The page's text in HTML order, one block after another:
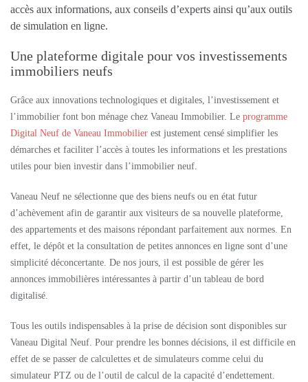
accès aux informations, aux conseils d’experts ainsi qu’aux outils
de simulation en ligne.
Une plateforme digitale pour vos investissements
immobiliers neufs
Grâce aux innovations technologiques et digitales, l’investissement et
l’immobilier font bon ménage chez Vaneau Immobilier. Le programme
Digital Neuf de Vaneau Immobilier est justement censé simplifier les
démarches et faciliter l’accès à toutes les informations et les prestations
utiles pour bien investir dans l’immobilier neuf.
Vaneau Neuf ne sélectionne que des biens neufs ou en état futur
d’achèvement afin de garantir aux visiteurs de sa nouvelle plateforme,
des appartements et des maisons répondant parfaitement aux normes. En
effet, le dépôt et la consultation de petites annonces en ligne sont d’une
simplicité déconcertante. De nos jours, il est possible de gérer les
annonces immobilières intéressantes à partir d’un tableau de bord
digitalisé.
Tous les outils indispensables à la prise de décision sont disponibles sur
Vaneau Digital Neuf. Pour prendre les bonnes décisions, il est difficile en
effet de se passer de calculettes et de simulateurs comme celui du
simulateur PTZ ou de l’outil de calcul de la capacité d’endettement.